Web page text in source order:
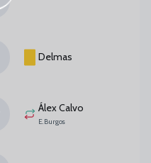
Delmas
Álex Calvo
E. Burgos